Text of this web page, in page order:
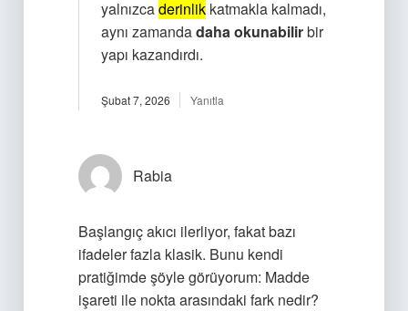
yalnızcaderinlik katmakla kalmadı,
aynı zamandadaha okunabilirbir
yapı kazandırdı.
Şubat 7, 2026 Yanıtla
Rabia
Başlangıç akıcı ilerliyor, fakat bazı
ifadeler fazla klasik. Bunu kendi
pratiğimde şöyle görüyorum: Madde
işareti ile nokta arasındaki fark nedir?